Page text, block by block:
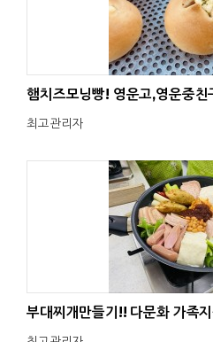
햄치즈모닝빵! 영운고,영운중
최고관리자
부대찌개만들기!! 다문화 가족